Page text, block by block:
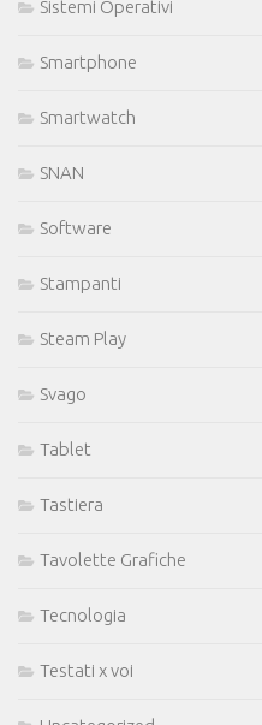
Sistemi Operativi
Smartphone
Smartwatch
SNAN
Software
Stampanti
Steam Play
Svago
Tablet
Tastiera
Tavolette Grafiche
Tecnologia
Testati x voi